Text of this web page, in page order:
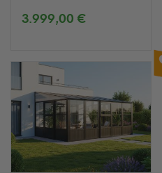
3.999,00 €